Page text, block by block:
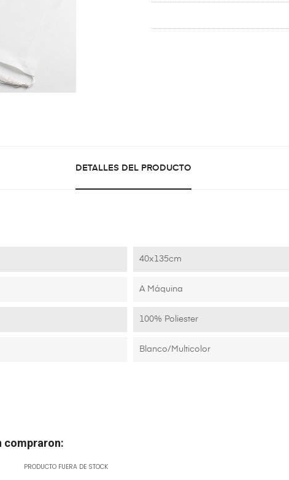
DETALLES DEL PRODUCTO
40x135cm
A Máquina
100% Poliester
Blanco/Multicolor
compraron:
PRODUCTO FUERA DE STOCK